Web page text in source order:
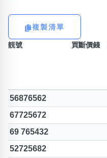
888尾
999尾
無5字
多8字
5萬以上
高級分類
複製清單
靚號 買斷價錢
56876562
67725672
69 765432
52725682